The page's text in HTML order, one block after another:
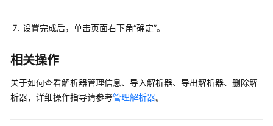
析
增
采
设置完成后，单击页面右下角“确定”。
相关操作
关于如何查看解析器管理信息、导入解析器、导出解析器、删除解
析器，详细操作指导请参考管理解析器。